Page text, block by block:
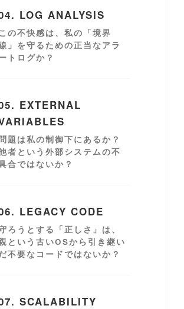
LOG ANALYSIS
の不快感は、私の「境界
」を守るための正当なアラ
トログか？
EXTERNAL
題は私の制御下にあるか？
者という外部システムの不
合ではないか？
LEGACY CODE
ろうとする「正しさ」は、
という古いOSから引き継い
不要なコードではないか？
SCALABILITY